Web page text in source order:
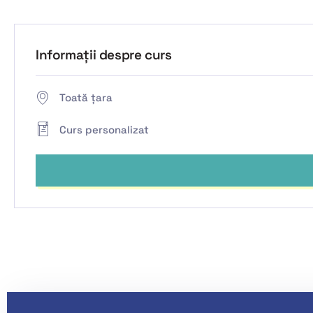
Informații despre curs
Toată țara
Curs personalizat